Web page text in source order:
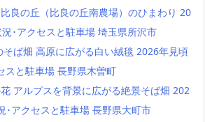
比良の丘（比良の丘南農場）のひまわり 20
･アクセスと駐車場 埼玉県所沢市
ば畑 高原に広がる白い絨毯 2026年見頃
スと駐車場 長野県木曽町
アルプスを背景に広がる絶景そば畑 202
･アクセスと駐車場 長野県大町市